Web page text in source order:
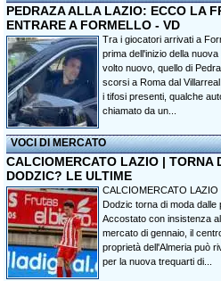
PEDRAZA ALLA LAZIO: ECCO LA
ENTRARE A FORMELLO - VD
Tra i giocatori arrivati a
prima dell'inizio della
volto nuovo, quello di
scorsi a Roma dal
i tifosi presenti, qualche
chiamato da un...
VOCI DI MERCATO
CALCIOMERCATO LAZIO | TORNA
DODZIC? LE ULTIME
CALCIOMERCATO LAZIO
Dodzic torna di moda dalle
Accostato con insistenza
mercato di gennaio, il
proprietà dell'Almeria può
per la nuova trequarti di...